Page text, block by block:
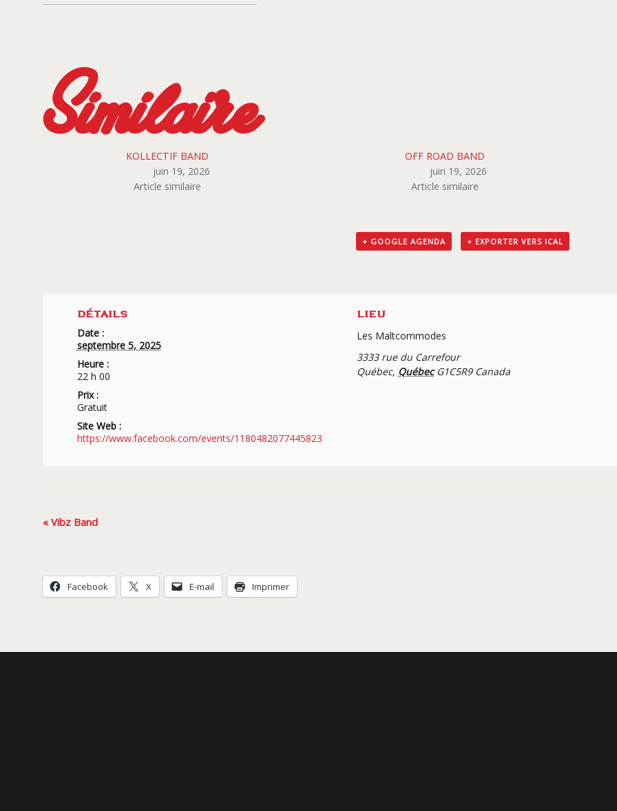
Similaire
KOLLECTIF BAND
juin 19, 2026
Article similaire
OFF ROAD BAND
juin 19, 2026
Article similaire
+ GOOGLE AGENDA + EXPORTER VERS ICAL
DÉTAILS
Date :
septembre 5, 2025
Heure :
22 h 00
Prix :
Gratuit
Site Web :
https://www.facebook.com/events/1180482077445823
LIEU
Les Maltcommodes
3333 rue du Carrefour
Québec, Québec G1C5R9 Canada
Navigation
« Vibz Band
Facebook X E-mail Imprimer